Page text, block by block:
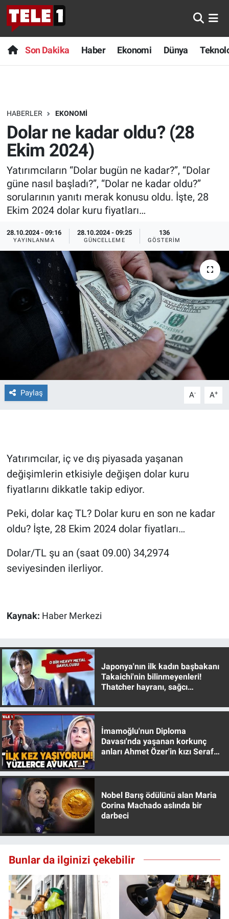
Son Dakika Haber Ekonomi Dünya
HABERLER EKONOMI
Dolar ne kadar oldu? (28
Ekim 2024)
Yatırımcıların “Dolar bugün ne kadar?”, “Dolar
güne nasıl başladı?”, “Dolar ne kadar oldu?”
sorularının yanıtı merak konusu oldu. İşte, 28
Ekim 2024 dolar kuru fiyatları…
28.10.2024 - 09:16
YAYINLANMA
28.10.2024 - 09:25
GÜNCELLEME
136
GÖSTERIM
Paylaş A- A+
Yatırımcılar, iç ve dış piyasada yaşanan
değişimlerin etkisiyle değişen dolar kuru
fiyatlarını dikkatle takip ediyor.
Peki, dolar kaç TL? Dolar kuru en son ne kadar
oldu? İşte, 28 Ekim 2024 dolar fiyatları…
Dolar/TL şu an (saat 09.00) 34,2974
seviyesinden ilerliyor.
Kaynak: Haber Merkezi
Japonya'nın ilk kadın başbakanı
Takaichi'nin bilinmeyenleri!
Thatcher hayranı, sağcı
İmamoğlu'nun Diploma
Davası'nda yaşanan korkunç
anları Ahmet Özer'in kızı Seraf
Nobel Barış ödülünü alan Maria
Corina Machado aslında bir
darbeci
Bunlar da ilginizi çekebilir
Anında Manşet
Başka Sohbetler
Bilim turu
Bilim ve Teknoloji Evreni
Doğa Konuşuyor
Dünya
Ege'den Esintiler
Eğitim
Eğlence
Ekonomi
Gerçeğin İzinde
Gün Ortası
Gündem Özel
Günün görüntüsü
Haber
İlan
Koronavirüs
Ne demişti
Nedir
Popüler
Programlar
Sağlık
Spor
Teknoloji
Türkiye'nin Gündemi
Yerel Gündem
Son Dakika
Haber
Dünya
Teknoloji
Sağlık
Spor
İletişim
Nöbetçi Eczaneler
Hava Durumu
Trafik Durumu
Süper Lig Puan Durumu ve Fikstür
Tüm Manşetler
Son Dakika Haberleri